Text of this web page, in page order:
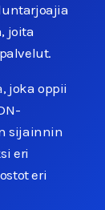
joita
joka oppii
sijainnin
eri
eri